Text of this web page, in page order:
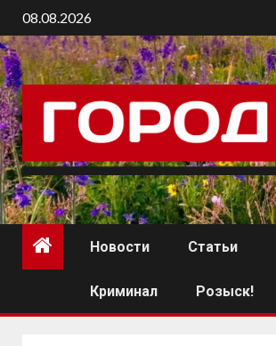
08.08.2026
Новости Статьи
Криминал Розыск!